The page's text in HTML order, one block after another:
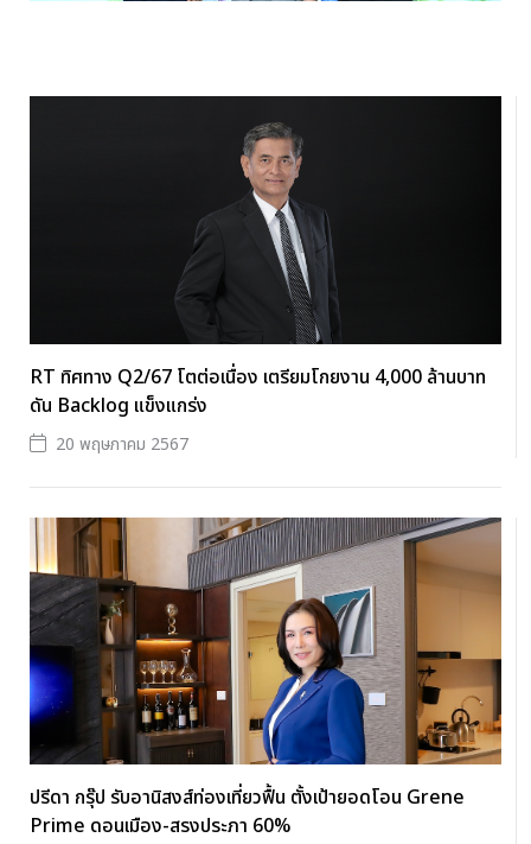
RT ทิศทาง Q2/67 โตต่อเนื่อง เตรียมโกยงาน 4,000 ล้านบาท
ดัน Backlog แข็งแกร่ง
20 พฤษภาคม 2567
ปรีดา กรุ๊ป รับอานิสงส์ท่องเที่ยวฟื้น ตั้งเป้ายอดโอน Grene
Prime ดอนเมือง-สรงประภา 60%